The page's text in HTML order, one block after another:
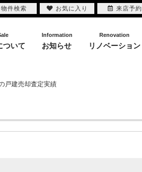
ついて
Information
お知らせ
Renovation
リノベーション
戸建売却査定実績
物件検索 お気に入り 来店予約